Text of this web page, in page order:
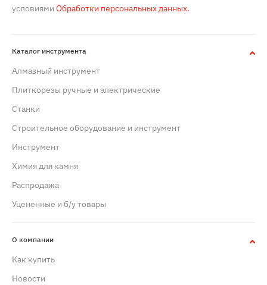
условиями Обработки персональных данных.
Каталог инструмента
Алмазный инструмент
Плиткорезы ручные и электрические
Станки
Строительное оборудование и инструмент
Инструмент
Химия для камня
Распродажа
Уцененные и б/у товары
О компании
Как купить
Новости